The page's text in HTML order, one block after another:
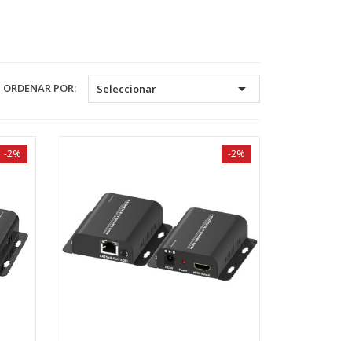
ORDENAR POR: Seleccionar 
-2% -2%